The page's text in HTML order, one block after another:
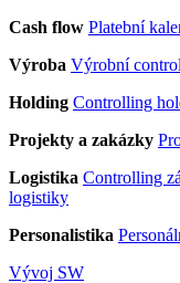
Cash flow Platební
Výroba Výrobní
Holding Controlling
Projekty a zakázky
Logistika Controlling
logistiky
Personalistika
Vývoj SW